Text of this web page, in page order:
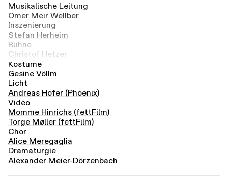
Musikalische Leitung
Omer Meir Wellber
Inszenierung
Stefan Herheim
Bühne
Christof Hetzer
Kostüme
Gesine Völlm
Licht
Andreas Hofer (Phoenix)
Video
Momme Hinrichs (fettFilm)
Torge Møller (fettFilm)
Chor
Alice Merega­glia
Dramaturgie
Alexander Meier-Dörzen­bach